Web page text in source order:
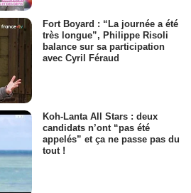
Fort Boyard : “La journée a été
très longue”, Philippe Risoli
balance sur sa participation
avec Cyril Féraud
Koh-Lanta All Stars : deux
candidats n’ont “pas été
appelés” et ça ne passe pas du
tout !